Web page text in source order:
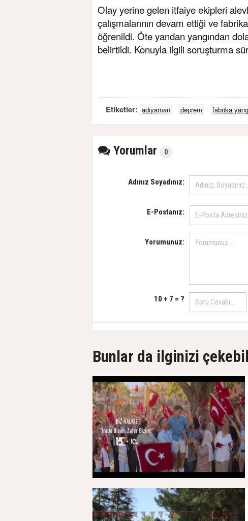
Olay yerine gelen itfaiye ekipleri
çalışmalarının devam ettiği ve
öğrenildi. Öte yandan yangından
belirtildi. Konuyla ilgili soruşturma
Etiketler: adıyaman deprem fabrika
Yorumlar 0
Adınız Soyadınız:
E-Postanız:
Yorumunuz:
10 + 7 = ?
Bunlar da ilginizi